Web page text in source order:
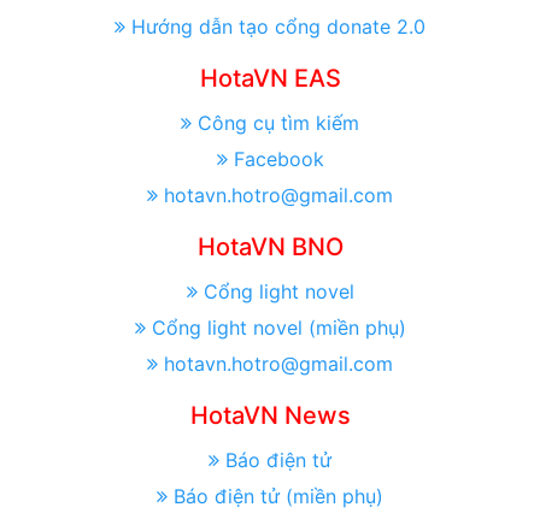
Hướng dẫn tạo cổng donate 2.0
HotaVN EAS
Công cụ tìm kiếm
Facebook
hotavn.hotro@gmail.com
HotaVN BNO
Cổng light novel
Cổng light novel (miền phụ)
hotavn.hotro@gmail.com
HotaVN News
Báo điện tử
Báo điện tử (miền phụ)